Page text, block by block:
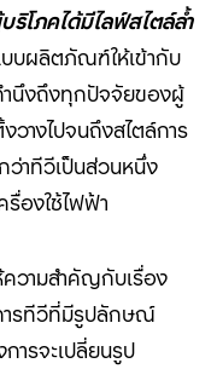
ริโภคได้มีไลฟ์สไตล์ล้ำ
บผลิตภัณฑ์ให้เข้ากับ
ำนึงถึงทุกปัจจัยของผู้
วางไปจนถึงสไตล์การ
าทีวีเป็นส่วนหนึ่ง
รื่องใช้ไฟฟ้า
วามสำคัญกับเรื่อง
ารทีวีที่มีรูปลักษณ์
ารจะเปลี่ยนรูป